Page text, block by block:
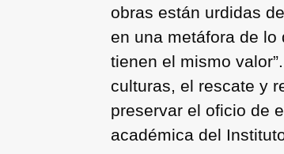
obras están urdidas
en una metáfora de
tienen el mismo
culturas, el rescate y
preservar el oficio de
académica del